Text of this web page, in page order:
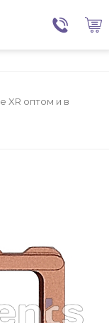
XR оптом и в